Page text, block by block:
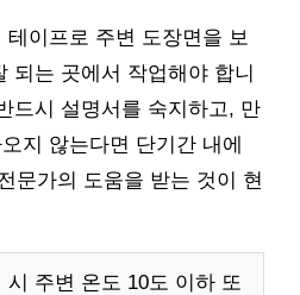
이프로 주변 도장면을 보
되는 곳에서 작업해야 합니
드시 설명서를 숙지하고, 만
지 않는다면 단기간 내에
문가의 도움을 받는 것이 현
시 주변 온도 10도 이하 또